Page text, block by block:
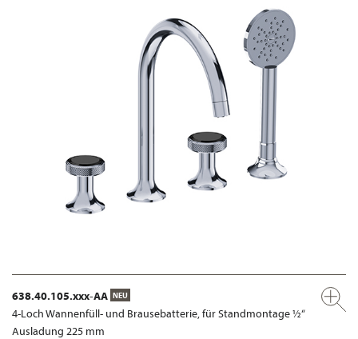
638.40.105.xxx-AA NEU
4-Loch Wannenfüll- und Brausebatterie, für Standmontage ½“
Ausladung 225 mm